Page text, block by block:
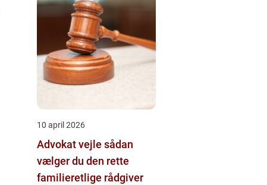
10 april 2026
Advokat vejle sådan
vælger du den rette
familieretlige rådgiver